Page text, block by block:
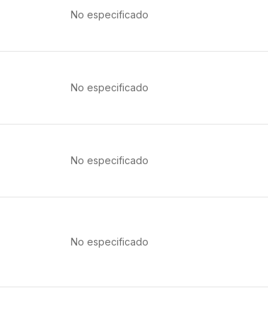
No especificado
No especificado
No especificado
No especificado